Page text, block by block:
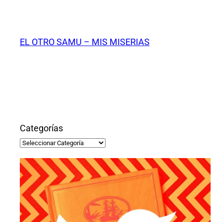
contenido
EL OTRO SAMU – MIS MISERIAS
Categorías